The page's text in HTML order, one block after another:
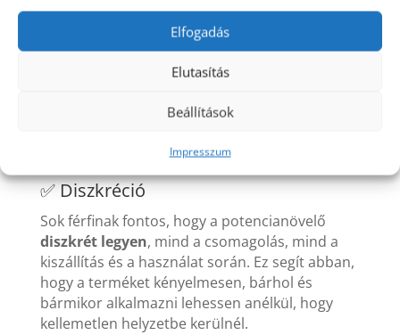
Elfogadás
Elutasítás
Beállítások
Impresszum
✅ Mellékhatások
A jó potencianövelőnem okoz kellemetlen
, mint például fejfájás,
legtöbb minőségi termék már biztonságos
✅ Diszkréció
Sok férfinak fontos, hogy a potencianövelő
diszkrét legyen, mind a csomagolás, mind a
kiszállítás és a használat során. Ez segít abban,
hogy a terméket kényelmesen, bárhol és
bármikor alkalmazni lehessen anélkül, hogy
kellemetlen helyzetbe kerülnél.